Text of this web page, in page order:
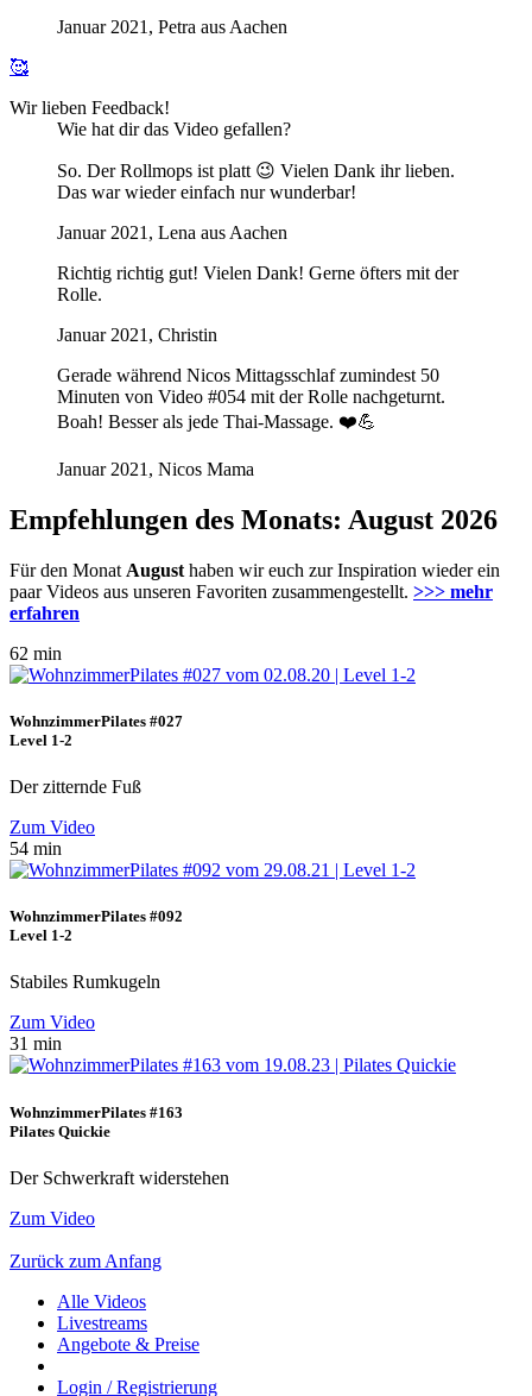
Januar 2021, Petra aus Aachen
🥰
Wir lieben Feedback!
Wie hat dir das Video gefallen?
So. Der Rollmops ist platt 😉 Vielen Dank ihr lieben.
Das war wieder einfach nur wunderbar!
Januar 2021, Lena aus Aachen
Richtig richtig gut! Vielen Dank! Gerne öfters mit der
Rolle.
Januar 2021, Christin
Gerade während Nicos Mittagsschlaf zumindest 50
Minuten von Video #054 mit der Rolle nachgeturnt.
Boah! Besser als jede Thai-Massage. ❤️💪
Januar 2021, Nicos Mama
Empfehlungen des Monats: August 2026
Für den Monat August haben wir euch zur Inspiration wieder ein
paar Videos aus unseren Favoriten zusammengestellt. >>> mehr
erfahren
62 min
WohnzimmerPilates #027
Level 1-2
Der zitternde Fuß
Zum Video
54 min
WohnzimmerPilates #092
Level 1-2
Stabiles Rumkugeln
Zum Video
31 min
WohnzimmerPilates #163
Pilates Quickie
Der Schwerkraft widerstehen
Zum Video
Zurück zum Anfang
Alle Videos
Livestreams
Angebote & Preise
Login / Registrierung